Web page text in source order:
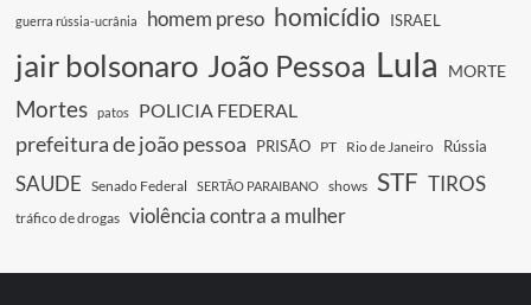
guerra rússia-ucrânia homem preso homicídio ISRAEL
jair bolsonaro João Pessoa Lula MORTE
Mortes patos POLICIA FEDERAL
prefeitura de joão pessoa PRISÃO PT Rio de Janeiro Rússia
SAUDE Senado Federal SERTÃO PARAIBANO shows STF TIROS
tráfico de drogas violência contra a mulher